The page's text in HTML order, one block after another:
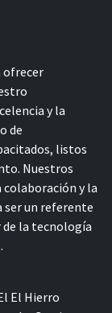
ofrecer
y la
de
listos
Nuestros
y la
ser un referente
la tecnología
El Hierro